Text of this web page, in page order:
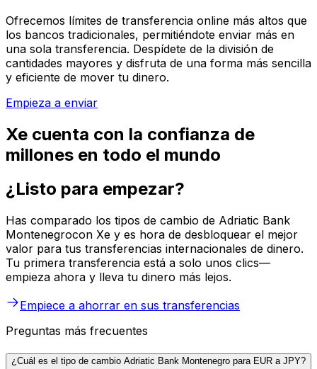
Ofrecemos límites de transferencia online más altos que
los bancos tradicionales, permitiéndote enviar más en
una sola transferencia. Despídete de la división de
cantidades mayores y disfruta de una forma más sencilla
y eficiente de mover tu dinero.
Empieza a enviar
Xe cuenta con la confianza de
millones en todo el mundo
¿Listo para empezar?
Has comparado los tipos de cambio de Adriatic Bank
Montenegrocon Xe y es hora de desbloquear el mejor
valor para tus transferencias internacionales de dinero.
Tu primera transferencia está a solo unos clics—
empieza ahora y lleva tu dinero más lejos.
Empiece a ahorrar en sus transferencias
Preguntas más frecuentes
¿Cuál es el tipo de cambio Adriatic Bank Montenegro para EUR a JPY?